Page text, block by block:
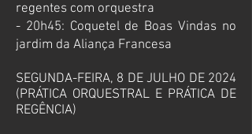
regentes com orquestra
- 20h45: Coquetel de Boas Vindas no
jardim da Aliança Francesa
SEGUNDA-FEIRA, 8 DE JULHO DE 2024
(PRÁTICA ORQUESTRAL E PRÁTICA DE
REGÊNCIA)